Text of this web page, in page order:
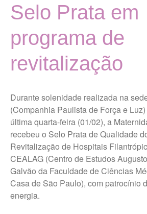
História
Últimas
Portal
de Leite
Selo Prata em
programa de
revitalização
Durante solenidade realizada na
(Companhia Paulista de Força e
última quarta-feira (01/02), a
recebeu o Selo Prata de Qualidade
Revitalização de Hospitais
CEALAG (Centro de Estudos
Galvão da Faculdade de Ciências
Casa de São Paulo), com patrocínio
energia.